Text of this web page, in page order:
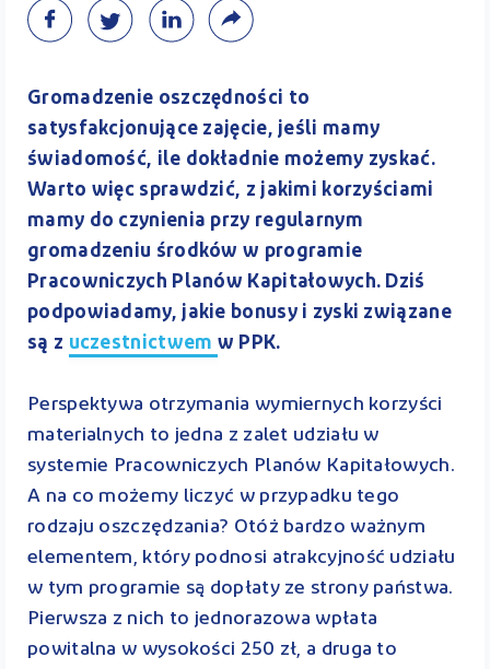
Gromadzenie oszczędności to
satysfakcjonujące zajęcie, jeśli mamy
świadomość, ile dokładnie możemy zyskać.
Warto więc sprawdzić, z jakimi korzyściami
mamy do czynienia przy regularnym
gromadzeniu środków w programie
Pracowniczych Planów Kapitałowych. Dziś
podpowiadamy, jakie bonusy i zyski związane
są z uczestnictwem w PPK.
Perspektywa otrzymania wymiernych korzyści
materialnych to jedna z zalet udziału w
systemie Pracowniczych Planów Kapitałowych.
A na co możemy liczyć w przypadku tego
rodzaju oszczędzania? Otóż bardzo ważnym
elementem, który podnosi atrakcyjność udziału
w tym programie są dopłaty ze strony państwa.
Pierwsza z nich to jednorazowa wpłata
powitalna w wysokości 250 zł, a druga to